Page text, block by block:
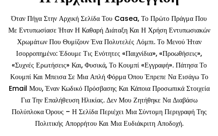
Όταν Πήγα Στην Αρχική Σελίδα Του Casea, Το Πρώτο Πράγμα Που
Με Εντυπωσίασε Ήταν Η Καθαρή Διάταξη Και Η Χρήση Εντυπωσιακών
Χρωμάτων Που Θυμίζουν Ένα Πολυτελές Λόμπι. Το Μενού Ήταν
Ισορροπημένο: Έδουμε Τις Ενότητες «Παιχνίδια», «Προωθήσεις»,
«Συχνές Ερωτήσεις» Και, Φυσικά, Το Κουμπί «Εγγραφή». Πάτησα Το
Κουμπί Και Μπεισα Σε Μια Απλή Φόρμα Όπου Έπρεπε Να Εισάγω Το
Email Μου, Έναν Κωδικό Πρόσβασης Και Κάποια Προσωπικά Στοιχεία
Για Την Επαλήθευση Ηλικίας. Δεν Μου Ζητήθηκε Να Διαβάσω
Πολύπλοκα Όρους – Η Σελίδα Περιέχει Μια Σύντομη Περιγραφή Της
Πολιτικής Απορρήτου Και Μια Ευδιάκριτη Αποδοχή.